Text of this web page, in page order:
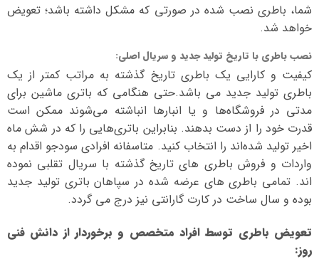
شما، باطری نصب شده در صورتی که مشکل داشته باشد؛ تعویض
خواهد شد.
نصب باطری با تاریخ تولید جدید و سریال اصلی:
کیفیت و کارایی یک باطری تاریخ گذشته به مراتب کمتر از یک
باطری تولید جدید می باشد.حتی هنگامی که باتری ماشین برای
مدتی در فروشگاه‌ها و یا انبارها انباشته می‌شوند ممکن است
قدرت خود را از دست بدهند. بنابراین باتری‌هایی را که در شش ماه
اخیر تولید شده‌اند را انتخاب کنید. متاسفانه افرادی سودجو اقدام به
واردات و فروش باطری های تاریخ گذشته با سریال تقلبی نموده
اند. تمامی باطری های عرضه شده در سپاهان باتری تولید جدید
بوده و سال ساخت در کارت گارانتی نیز درج می گردد.
تعویض باطری توسط افراد متخصص و برخوردار از دانش فنی
روز: